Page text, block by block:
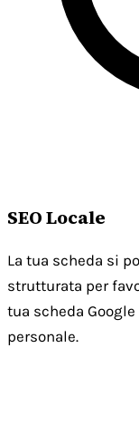
SEO Locale
La tua scheda si
strutturata per
tua scheda
personale.